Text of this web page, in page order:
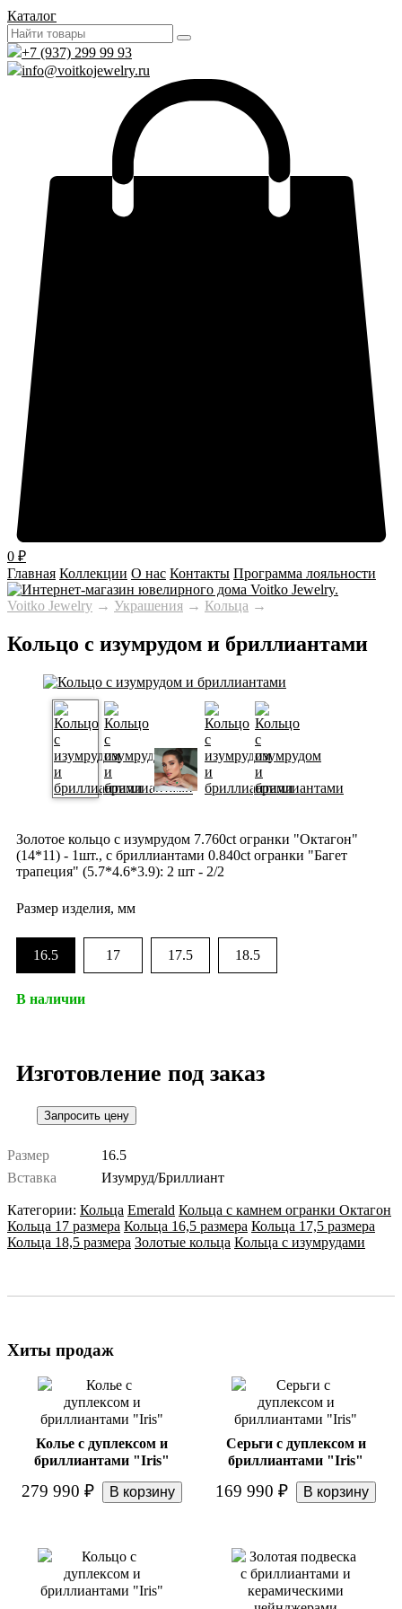
Каталог
+7 (937) 299 99 93
info@voitkojewelry.ru
0 ₽
Главная Коллекции О нас Контакты Программа лояльности
Voitko Jewelry → Украшения → Кольца →
Кольцо с изумрудом и бриллиантами
Золотое кольцо с изумрудом 7.760ct огранки "Октагон"
(14*11) - 1шт., с бриллиантами 0.840ct огранки "Багет
трапеция" (5.7*4.6*3.9): 2 шт - 2/2
Размер изделия, мм
16.5 17 17.5 18.5
В наличии
Изготовление под заказ
Размер
16.5
Вставка
Изумруд/Бриллиант
Категории: Кольца Emerald Кольца с камнем огранки Октагон
Кольца 17 размера Кольца 16,5 размера Кольца 17,5 размера
Кольца 18,5 размера Золотые кольца Кольца с изумрудами
Хиты продаж
Колье с дуплексом и
бриллиантами "Iris"
279 990₽
Серьги с дуплексом и
бриллиантами "Iris"
169 990 ₽